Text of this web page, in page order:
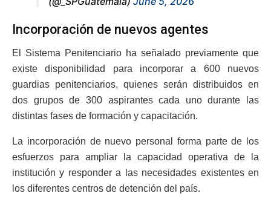
Incorporación de nuevos agentes
El Sistema Penitenciario ha señalado previamente que
existe disponibilidad para incorporar a 600 nuevos
guardias penitenciarios, quienes serán distribuidos en
dos grupos de 300 aspirantes cada uno durante las
distintas fases de formación y capacitación.
La incorporación de nuevo personal forma parte de los
esfuerzos para ampliar la capacidad operativa de la
institución y responder a las necesidades existentes en
los diferentes centros de detención del país.